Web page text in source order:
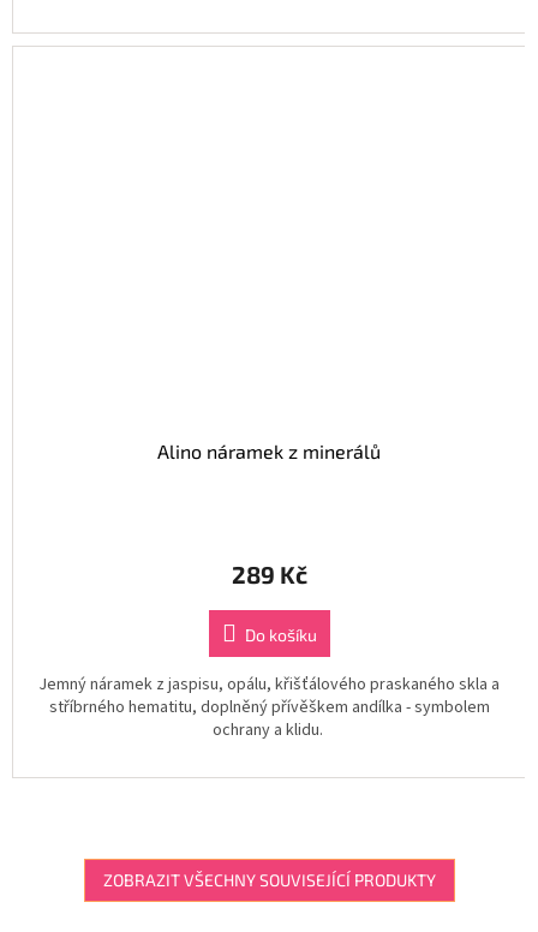
Alino náramek z minerálů
289 Kč
Do košíku
Jemný náramek z jaspisu, opálu, křišťálového praskaného skla a
stříbrného hematitu, doplněný přívěškem andílka - symbolem
ochrany a klidu.
ZOBRAZIT VŠECHNY SOUVISEJÍCÍ PRODUKTY